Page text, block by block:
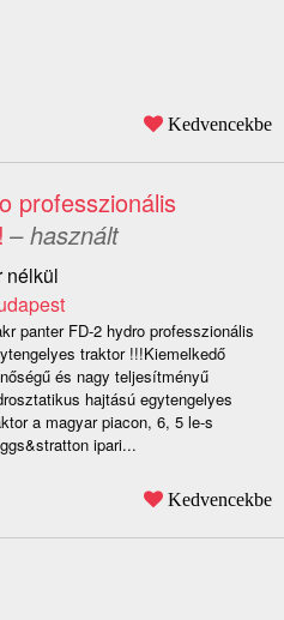
Kedvencekbe
professzionális
– használt
nélkül
panter FD-2 hydro professzionális
traktor !!!Kiemelkedő
és nagy teljesítményű
hajtású egytengelyes
a magyar piacon, 6, 5 le-s
ipari...
Kedvencekbe